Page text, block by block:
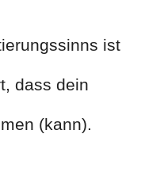
ist
dass dein
(kann).